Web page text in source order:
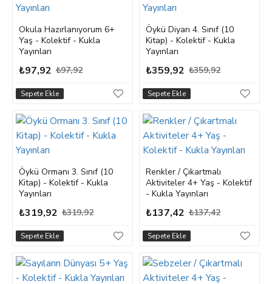
Okula Hazırlanıyorum 6+
Yaş - Kolektif - Kukla
Yayınları
₺97,92 ₺97,92
Sepete Ekle
Öykü Diyarı 4. Sınıf (10
Kitap) - Kolektif - Kukla
Yayınları
₺359,92 ₺359,92
Sepete Ekle
Öykü Ormanı 3. Sınıf (10
Kitap) - Kolektif - Kukla
Yayınları
₺319,92 ₺319,92
Sepete Ekle
Renkler / Çıkartmalı
Aktiviteler 4+ Yaş - Kolektif
- Kukla Yayınları
₺137,42 ₺137,42
Sepete Ekle